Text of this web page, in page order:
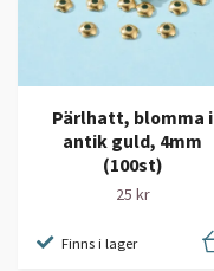
Pärlhatt, blomma i
antik guld, 4mm
(100st)
25 kr
Finns i lager